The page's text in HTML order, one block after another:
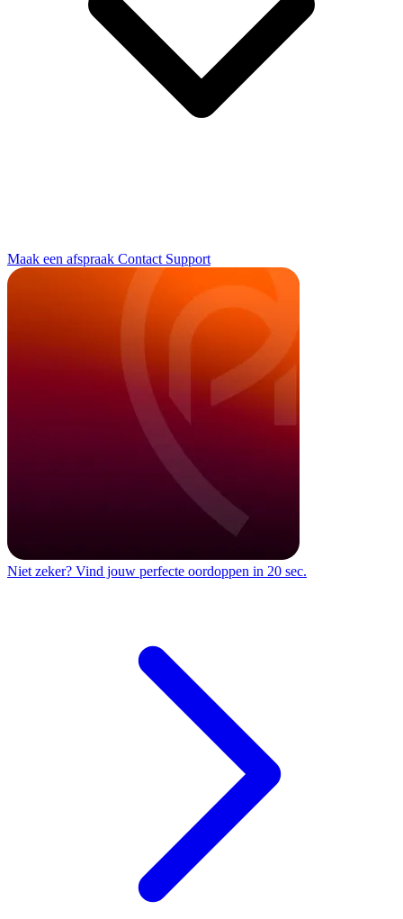
Maak een afspraak Contact Support
Niet zeker? Vind jouw perfecte oordoppen in 20 sec.